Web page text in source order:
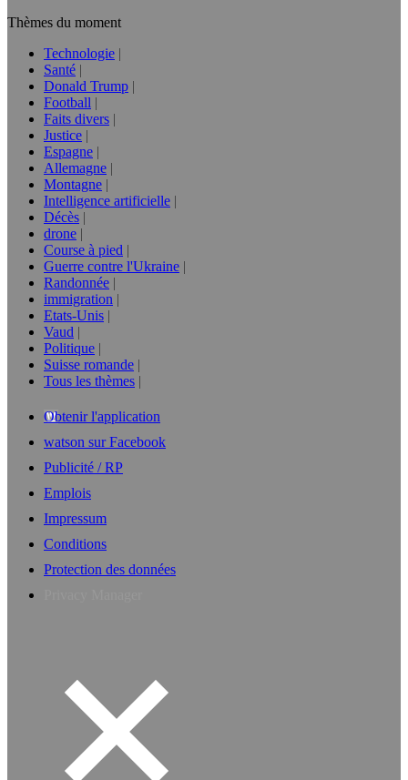
Thèmes du moment
Technologie
Santé
Donald Trump
Football
Faits divers
Justice
Espagne
Allemagne
Montagne
Intelligence artificielle
Décès
drone
Course à pied
Guerre contre l'Ukraine
Randonnée
immigration
Etats-Unis
Vaud
Politique
Suisse romande
Tous les thèmes
Obtenir l'application
watson sur Facebook
Publicité / RP
Emplois
Impressum
Conditions
Protection des données